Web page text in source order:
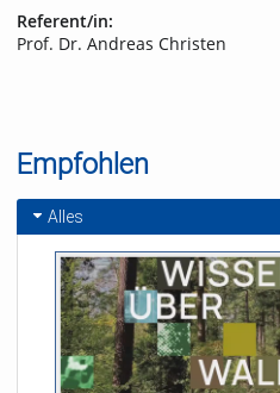
Referent/in:
Prof. Dr. Andreas Christen
Empfohlen
Alles